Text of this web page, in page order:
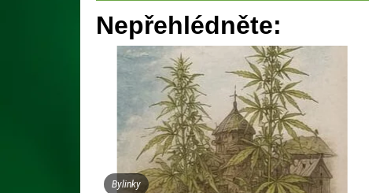
Nepřehlédněte:
Bylinky